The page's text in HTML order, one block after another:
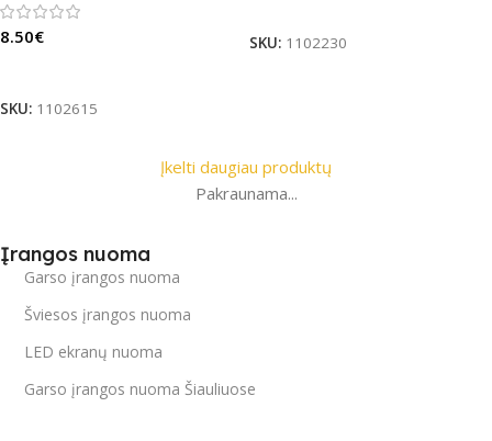
8.50€
SKU: 1102615
SKU: 1102230
Įkelti daugiau produktų
Pakraunama...
Įrangos nuoma
Garso įrangos nuoma
Šviesos įrangos nuoma
LED ekranų nuoma
Garso įrangos nuoma Šiauliuose